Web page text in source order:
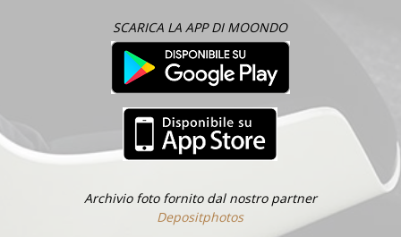
SCARICA LA APP DI MOONDO
Archivio foto fornito dal nostro partner
Depositphotos